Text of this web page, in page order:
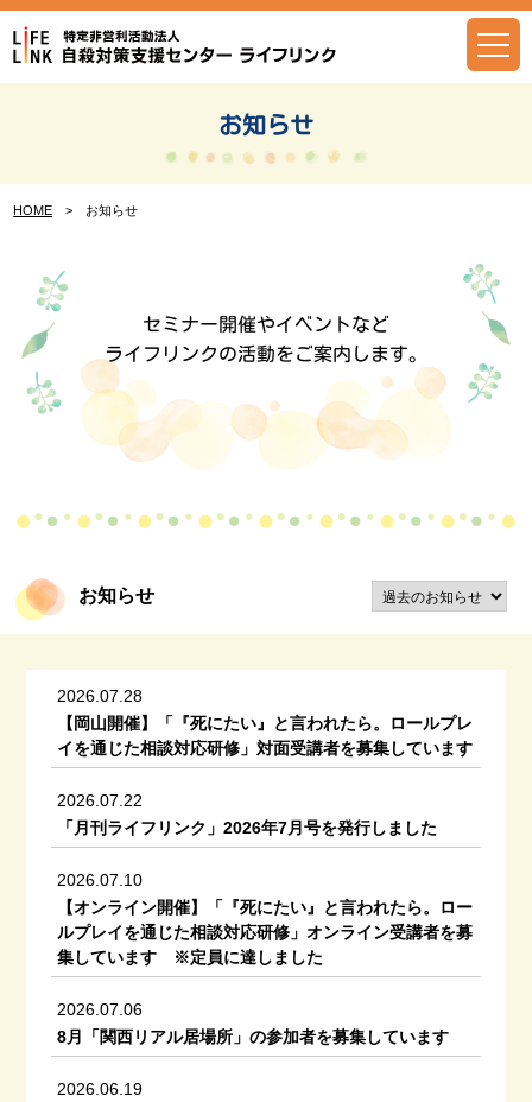
Skip
お知らせ
HOME > お知らせ
セミナー開催やイベントなど
ライフリンクの活動をご案内します。
お知らせ
2026.07.28
【岡山開催】「『死にたい』と言われたら。ロールプレ
イを通じた相談対応研修」対面受講者を募集しています
2026.07.22
「月刊ライフリンク」2026年7月号を発行しました
2026.07.10
【オンライン開催】「『死にたい』と言われたら。ロー
ルプレイを通じた相談対応研修」オンライン受講者を募
集しています ※定員に達しました
2026.07.06
8月「関西リアル居場所」の参加者を募集しています
2026.06.19